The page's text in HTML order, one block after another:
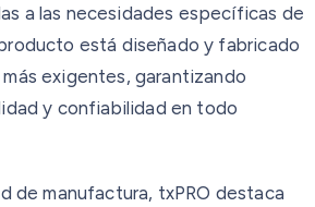
a las necesidades específicas de
está diseñado y fabricado
exigentes, garantizando
y confiabilidad en todo
de manufactura, txPRO destaca